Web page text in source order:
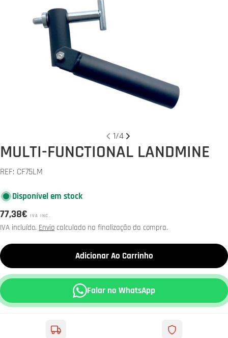
Abrir media 0 em modal
1/4
MULTI-FUNCTIONAL LANDMINE
REF: CF75LM
Disponível em stock
Preço
normal
77,38€ IVA INC.
IVA incluído. Envio calculado na finalização da compra.
Adicionar Ao Carrinho
Falar no WhatsApp